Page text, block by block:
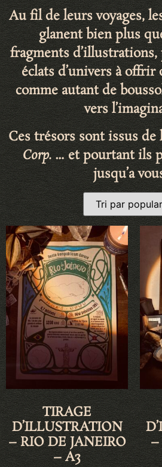
Au fil de leurs voyages,
glanent bien plus
fragments d’illustrations,
éclats d’universà offrir
comme autant de
vers
Ces trésors sont issus de
Corp.… et pourtant ils
jusqu’a
TIRAGE
D’ILLUSTRATION
– RIO DE JANEIRO
– A3
–